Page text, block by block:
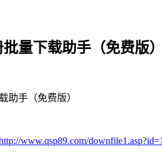
量下载助手（免费版）
助手（免费版）
www.qsp89.com/